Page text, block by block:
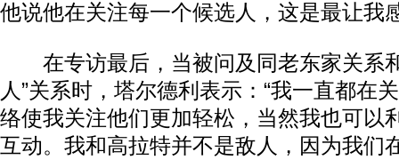
他说他在关注每一个候选人，这是最让我
在专访最后，当被问及同老东家关系
人”关系时，塔尔德利表示：“我一直都在
络使我关注他们更加轻松，当然我也可以
互动。我和高拉特并不是敌人，因为我们